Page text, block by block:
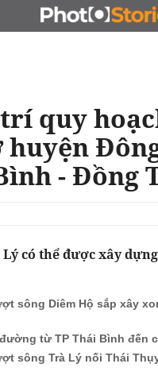
ĐẤU GIÁ - ĐẤU THẦU
quy
huyện
- Đồng
có thể được xây
sông Diêm Hộ sắp xây
từ TP Thái Bình đến
sông Trà Lý nối Thái